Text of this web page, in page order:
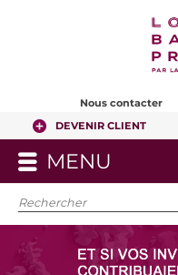
Nous contacter
DEVENIR CLIENT
MENU
LE
MENU